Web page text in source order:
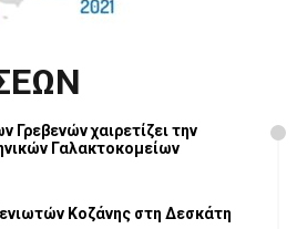
χαιρετίζει την
Γαλακτοκομείων
Κοζάνης στη Δεσκάτη